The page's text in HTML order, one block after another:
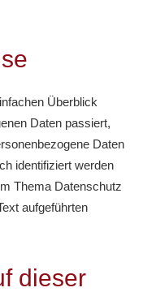
Überblick
Daten passiert,
Daten
identifiziert werden
Thema Datenschutz
aufgeführten
dieser